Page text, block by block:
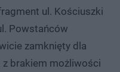
ul. Kościuszki
Powstańców
zamknięty dla
z brakiem możliwości